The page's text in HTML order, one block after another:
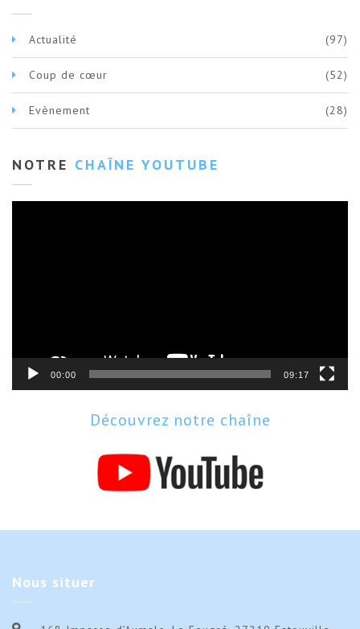
Actualité (97)
Coup de cœur (52)
Evènement (28)
NOTRE CHAÎNE YOUTUBE
00:00 09:17
Découvrez notre chaîne
Nous situer